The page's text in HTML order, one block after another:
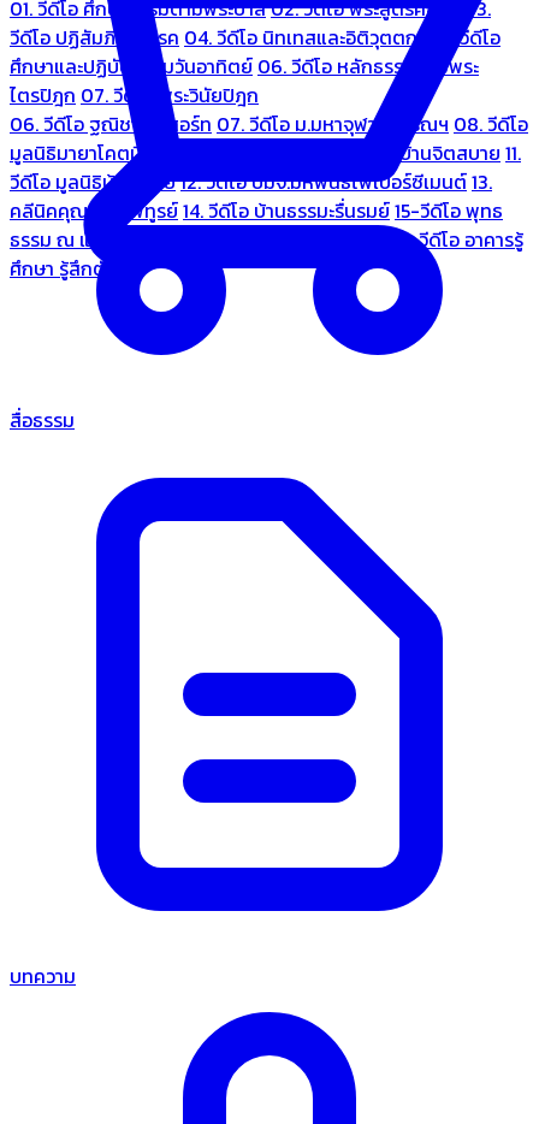
01. วีดีโอ ศึกษาธรรมตามพระบาลี02. วีดีโอ พระสูตรศึกษา
03.
วีดีโอ ปฏิสัมภิทามรรค 04. วีดีโอ นิทเทสและอิติวุตตกะ
05. วีดีโอ
ศึกษาและปฏิบัติธรรมวันอาทิตย์ 06. วีดีโอ หลักธรรมตามพระ
ไตรปิฎก 07. วีดีโอ พระวินัยปิฎก
06. วีดีโอ ฐณิชาฌ์รีสอร์ท 07. วีดีโอ ม.มหาจุฬาลงกรณฯ 08. วีดีโอ
มูลนิธิมายาโคตมี
10. วีดีโอ บ้านจิตสบาย 11.
วีดีโอ มูลนิธิบ้านอารีย์12. วีดีโอ บมจ.มหพันธ์ไฟเบอร์ซีเมนต์13.
คลีนิคคุณหมอไพทูรย์14. วีดีโอ บ้านธรรมะรื่นรมย์15-วีดีโอ พุทธ
ธรรม ณ แดนพุทธภูมิ
19. วีดีโอ อาคารรู้
ศึกษา รู้สึกตัว
สื่อธรรม
บทความ